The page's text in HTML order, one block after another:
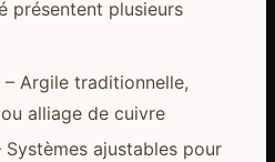
présentent plusieurs
– Argile traditionnelle,
alliage de cuivre
Systèmes ajustables pour